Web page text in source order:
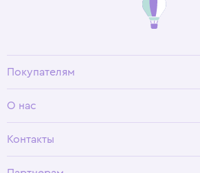
Покупателям
Условия возврата
О нас
Программа лояльности
Контакты